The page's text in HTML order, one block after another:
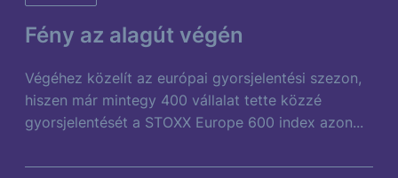
Fény az alagút végén
Végéhez közelít az európai gyorsjelentési szezon,
hiszen már mintegy 400 vállalat tette közzé
gyorsjelentését a STOXX Europe 600 index azon...